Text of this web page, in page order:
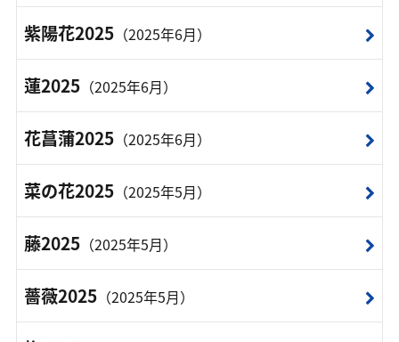
紫陽花2025（2025年6月）
蓮2025（2025年6月）
花菖蒲2025（2025年6月）
菜の花2025（2025年5月）
藤2025（2025年5月）
薔薇2025（2025年5月）